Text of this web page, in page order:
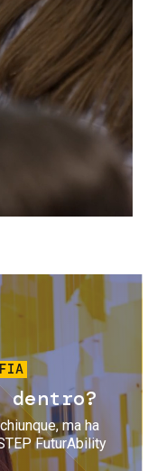
dentro?
ma ha
FuturAbility